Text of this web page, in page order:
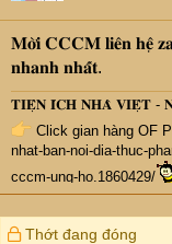
𝐌𝐨̛̀𝐢 𝐂𝐂𝐂𝐌 𝐥𝐢𝐞̂𝐧 𝐡𝐞̣̂
𝐧𝐡𝐚𝐧𝐡 𝐧𝐡𝐚̂́𝐭.
𝐓𝐈𝐄̣̂𝐍 𝐈́𝐂𝐇 𝐍𝐇𝐀̀ 𝐕𝐈𝐄̣̂𝐓
Click gian hàng OF
nhat-ban-noi-dia-thuc-
cccm-ung-ho.1860429/
Thớt đang đóng